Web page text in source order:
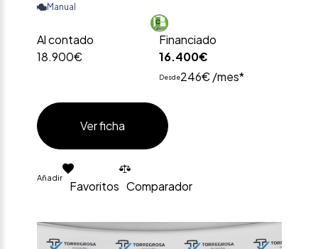
Manual
Al contado
18.900€
Financiado
16.400€
Desde246€ /mes*
Ver ficha
Añadir
Favoritos Comparador